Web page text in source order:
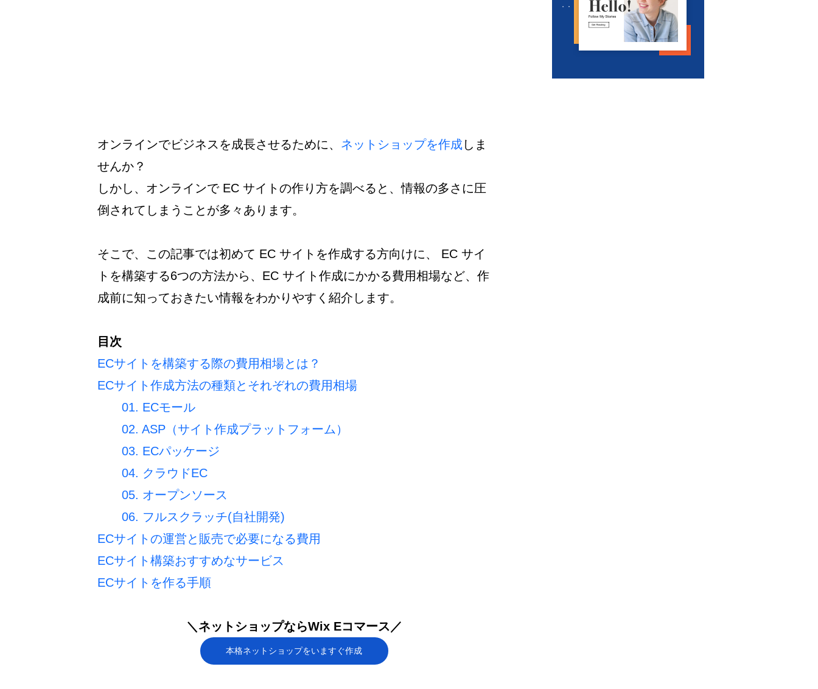
オンラインでビジネスを成長させるために、 ネットショップを作成しま
せんか？
しかし、オンラインで EC サイトの作り方を調べると、情報の多さに圧
倒されてしまうことが多々あります。
そこで、この記事では初めて EC サイトを作成する方向けに、 EC サイ
トを構築する6つの方法から、EC サイト作成にかかる費用相場など、作
成前に知っておきたい情報をわかりやすく紹介します。
目次
ECサイトを構築する際の費用相場とは？
ECサイト作成方法の種類とそれぞれの費用相場
01. ECモール
02. ASP（サイト作成プラットフォーム）
03. ECパッケージ
04. クラウドEC
05. オープンソース
06. フルスクラッチ(自社開発)
ECサイトの運営と販売で必要になる費用
ECサイト構築おすすめなサービス
ECサイトを作る手順
＼ネットショップならWix Eコマース／
本格ネットショップをいますぐ作成